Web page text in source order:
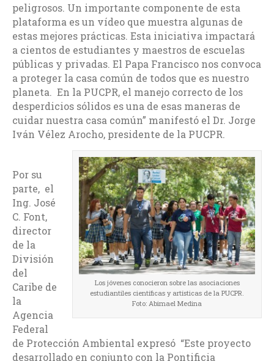
peligrosos. Un importante componente de esta
plataforma es un vídeo que muestra algunas de
estas mejores prácticas. Esta iniciativa impactará
a cientos de estudiantes y maestros de escuelas
públicas y privadas. El Papa Francisco nos convoca
a proteger la casa común de todos que es nuestro
planeta. En la PUCPR, el manejo correcto de los
desperdicios sólidos es una de esas maneras de
cuidar nuestra casa común” manifestó el Dr. Jorge
Iván Vélez Arocho, presidente de la PUCPR.
Los jóvenes conocieron sobre las asociaciones
estudiantiles científicas y artísticas de la PUCPR.
Foto: Abimael Medina
Por su
parte, el
Ing. José
C. Font,
director
de la
División
del
Caribe de
la
Agencia
Federal
de Protección Ambiental expresó “Este proyecto
desarrollado en conjunto con la Pontificia